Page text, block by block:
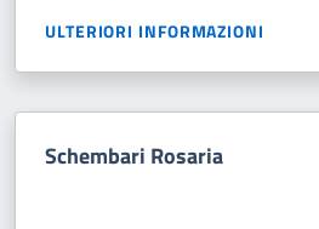
ULTERIORI INFORMAZIONI
Schembari Rosaria